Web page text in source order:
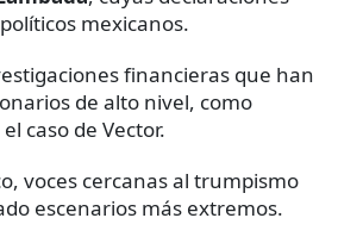
mexicanos.
financieras que han
de alto nivel, como
caso de Vector.
voces cercanas al trumpismo
escenarios más extremos.